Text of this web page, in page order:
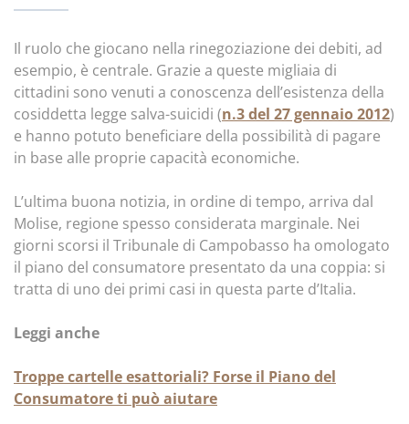
Il ruolo che giocano nella rinegoziazione dei debiti, ad
esempio, è centrale. Grazie a queste migliaia di
cittadini sono venuti a conoscenza dell’esistenza della
cosiddetta legge salva-suicidi (n.3 del 27 gennaio 2012)
e hanno potuto beneficiare della possibilità di pagare
in base alle proprie capacità economiche.
L’ultima buona notizia, in ordine di tempo, arriva dal
Molise, regione spesso considerata marginale. Nei
giorni scorsi il Tribunale di Campobasso ha omologato
il piano del consumatore presentato da una coppia: si
tratta di uno dei primi casi in questa parte d’Italia.
Leggi anche
Troppe cartelle esattoriali? Forse il Piano del
Consumatore ti può aiutare